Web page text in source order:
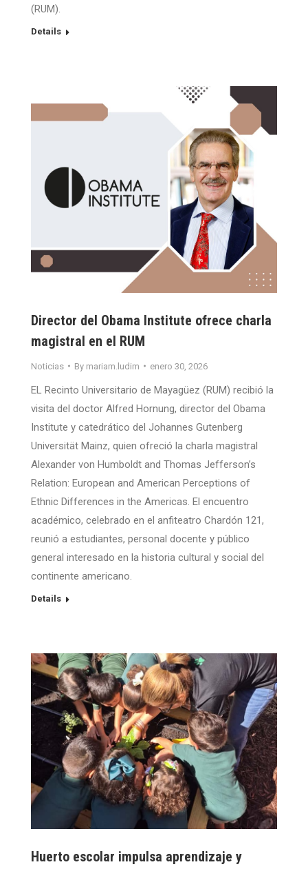
(RUM).
Details
Director del Obama Institute ofrece charla
magistral en el RUM
Noticias By mariam.ludim enero 30, 2026
EL Recinto Universitario de Mayagüez (RUM) recibió la
visita del doctor Alfred Hornung, director del Obama
Institute y catedrático del Johannes Gutenberg
Universität Mainz, quien ofreció la charla magistral
Alexander von Humboldt and Thomas Jefferson’s
Relation: European and American Perceptions of
Ethnic Differences in the Americas. El encuentro
académico, celebrado en el anfiteatro Chardón 121,
reunió a estudiantes, personal docente y público
general interesado en la historia cultural y social del
continente americano.
Details
Huerto escolar impulsa aprendizaje y